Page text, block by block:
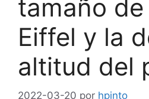
tamaño
Eiffel y la
altitud del
2022-03-20 por hpinto